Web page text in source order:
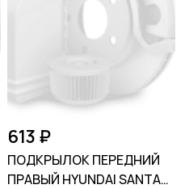
613 ₽
ПОДКРЫЛОК ПЕРЕДНИЙ
ПРАВЫЙ HYUNDAI SANTA